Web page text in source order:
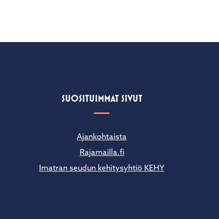
SUOSITUIMMAT SIVUT
Ajankohtaista
Rajamailla.fi
Imatran seudun kehitysyhtiö KEHY